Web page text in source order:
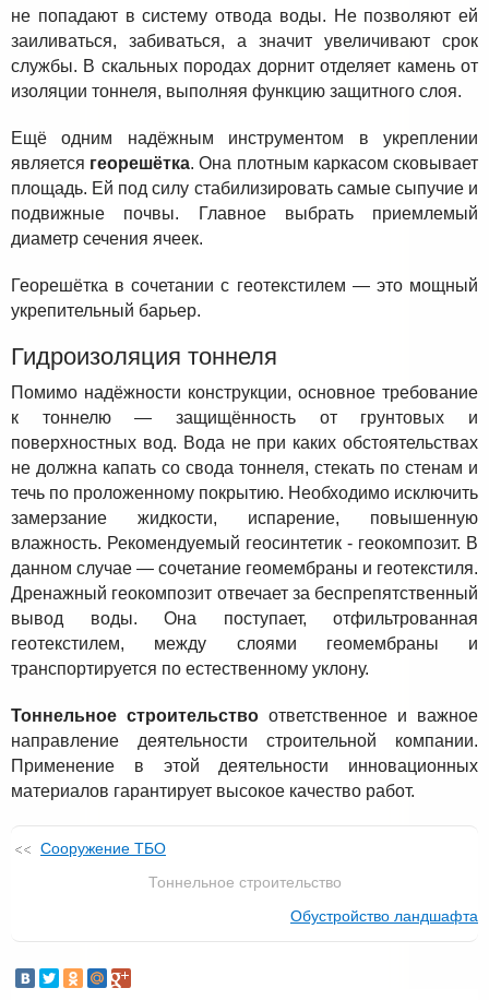
не попадают в систему отвода воды. Не позволяют ей
заиливаться, забиваться, а значит увеличивают срок
службы. В скальных породах дорнит отделяет камень от
изоляции тоннеля, выполняя функцию защитного слоя.
Ещё одним надёжным инструментом в укреплении
является георешётка. Она плотным каркасом сковывает
площадь. Ей под силу стабилизировать самые сыпучие и
подвижные почвы. Главное выбрать приемлемый
диаметр сечения ячеек.
Георешётка в сочетании с геотекстилем — это мощный
укрепительный барьер.
Гидроизоляция тоннеля
Помимо надёжности конструкции, основное требование
к тоннелю — защищённость от грунтовых и
поверхностных вод. Вода не при каких обстоятельствах
не должна капать со свода тоннеля, стекать по стенам и
течь по проложенному покрытию. Необходимо исключить
замерзание жидкости, испарение, повышенную
влажность. Рекомендуемый геосинтетик - геокомпозит. В
данном случае — сочетание геомембраны и геотекстиля.
Дренажный геокомпозит отвечает за беспрепятственный
вывод воды. Она поступает, отфильтрованная
геотекстилем, между слоями геомембраны и
транспортируется по естественному уклону.
Тоннельное строительство ответственное и важное
направление деятельности строительной компании.
Применение в этой деятельности инновационных
материалов гарантирует высокое качество работ.
Сооружение ТБО
Тоннельное строительство
Обустройство ландшафта